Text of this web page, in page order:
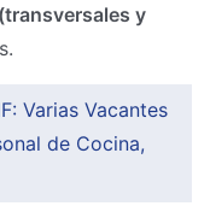
y
Varias Vacantes
de Cocina,